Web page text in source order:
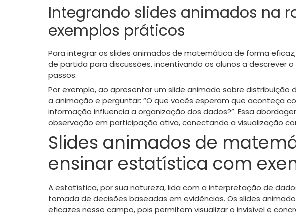
Integrando slides animados na
exemplos práticos
Para integrar os slides animados de matemática de forma
de partida para discussões, incentivando os alunos a descrever
passos.
Por exemplo, ao apresentar um slide animado sobre distribuição
a animação e perguntar: “O que vocês esperam que aconteça
informação influencia a organização dos dados?”. Essa
observação em participação ativa, conectando a visualização
Slides animados de
ensinar estatística com
A estatística, por sua natureza, lida com a interpretação de
tomada de decisões baseadas em evidências. Os slides
eficazes nesse campo, pois permitem visualizar o invisível e